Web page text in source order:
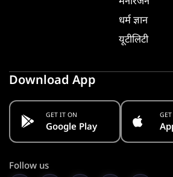
धर्म ज्ञान
यूटीलिटी
Download App
GET IT ON
Google Play
Follow us